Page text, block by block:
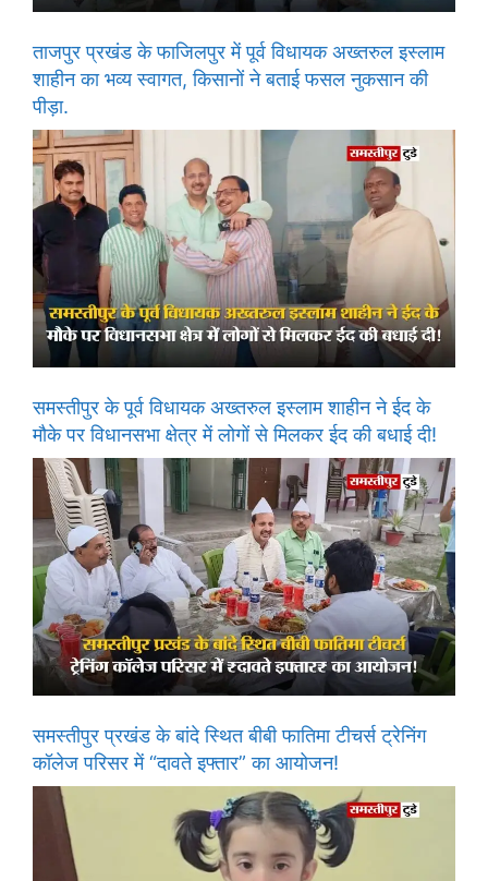
ताजपुर प्रखंड के फाजिलपुर में पूर्व विधायक अख्तरुल इस्लाम
शाहीन का भव्य स्वागत, किसानों ने बताई फसल नुकसान की
पीड़ा.
समस्तीपुर के पूर्व विधायक अख्तरुल इस्लाम शाहीन ने ईद के
मौके पर विधानसभा क्षेत्र में लोगों से मिलकर ईद की बधाई दी!
समस्तीपुर प्रखंड के बांदे स्थित बीबी फातिमा टीचर्स ट्रेनिंग
कॉलेज परिसर में “दावते इफ्तार” का आयोजन!